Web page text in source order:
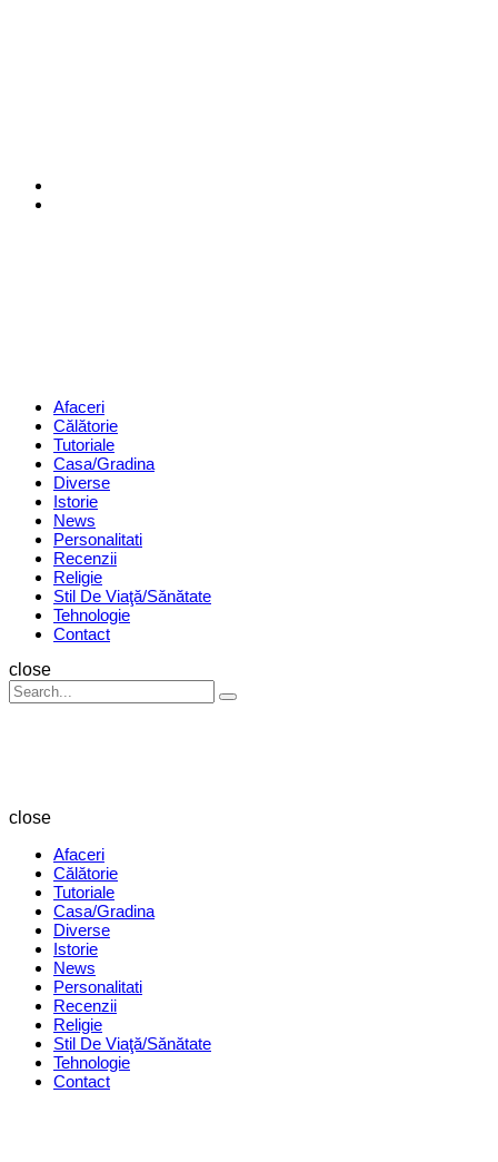
Menu Afaceri
Călătorie
Tutoriale
Casa/Gradina
Diverse
Istorie
News
Personalitati
Recenzii
Religie
Stil De Viaţă/Sănătate
Tehnologie
Contact
Search
close
Search
for:
Search
close
Afaceri
Călătorie
Tutoriale
Casa/Gradina
Diverse
Istorie
News
Personalitati
Recenzii
Religie
Stil De Viaţă/Sănătate
Tehnologie
Contact